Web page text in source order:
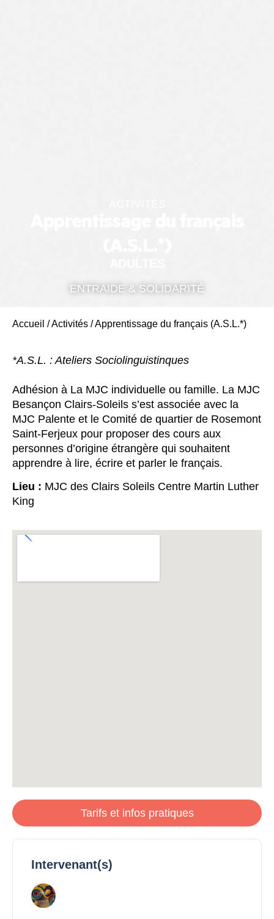
ENTRAIDE & SOLIDARITÉ
Accueil /Activités /Apprentissage du français (A.S.L.*)
*A.S.L. : Ateliers Sociolinguistinques
Adhésion à La MJC individuelle ou famille. La MJC
Besançon Clairs-Soleils s’est associée avec la
MJC Palente et le Comité de quartier de Rosemont
Saint-Ferjeux pour proposer des cours aux
personnes d’origine étrangère qui souhaitent
apprendre à lire, écrire et parler le français.
Lieu : MJC des Clairs Soleils Centre Martin Luther
King
Tarifs et infos pratiques
Intervenant(s)